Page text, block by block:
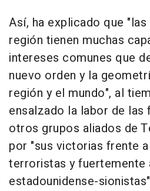
Así, ha explicado que
región tienen muchas
intereses comunes que
nuevo orden y la
región y el mundo", al
ensalzado la labor de las
otros grupos aliados de
por "sus victorias frente
terroristas y fuertemente
estadounidense-